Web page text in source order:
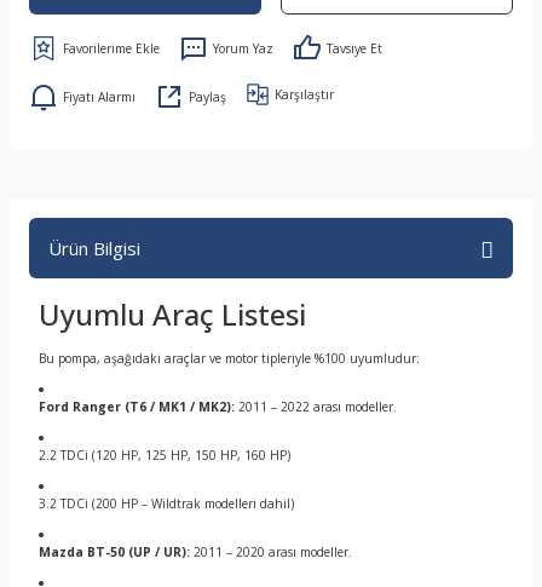
Yorum Yaz Tavsiye Et
Fiyatı Alarmı Paylaş Karşılaştır
Ürün Bilgisi
Uyumlu Araç Listesi
Bu pompa, aşağıdaki araçlar ve motor tipleriyle %100 uyumludur:
Ford Ranger (T6 / MK1 / MK2): 2011 – 2022 arası modeller.
2.2 TDCi (120 HP, 125 HP, 150 HP, 160 HP)
3.2 TDCi (200 HP – Wildtrak modelleri dahil)
Mazda BT-50 (UP / UR): 2011 – 2020 arası modeller.